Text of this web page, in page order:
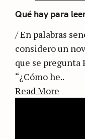
Qué hay para
/ En palabras
considero un
que se pregunta
“¿Cómo he..
Read More